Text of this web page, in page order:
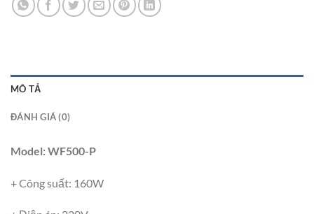
MÔ TẢ
ĐÁNH GIÁ (0)
Model: WF500-P
+ Công suất: 160W